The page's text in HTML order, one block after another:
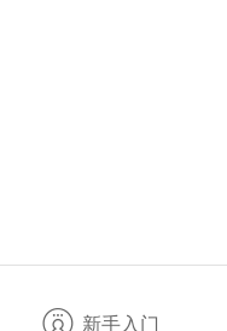
新手入门